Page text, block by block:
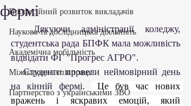
Професійний розвиток викладачів
Наукова та дослідницька діяльність
Академічна мобільність
Міжнародна співпраця
Партнерство з українськими ЗВО
фермі
  Дякуючи адміністрації коледжу,
студентська рада БПФК мала можливість
відвідати ФГ "Прогрес АГРО".
   Студенти провели неймовірний день
на кінній фермі.
Це був час нових
вражень і яскравих емоцій, який